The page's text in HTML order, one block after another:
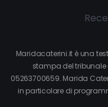
Maridacaterini.it è una
stampa del tribunale
05263700659. Marida
in particolare di